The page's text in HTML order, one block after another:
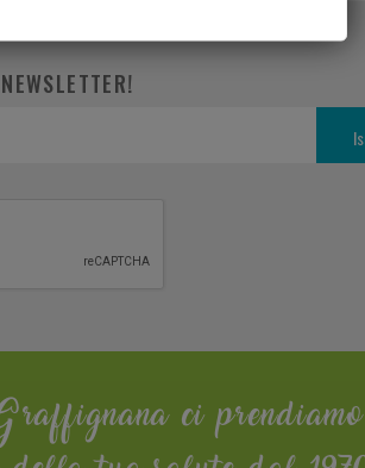
ci prendiamo